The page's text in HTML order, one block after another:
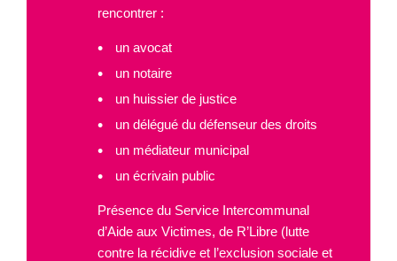
rencontrer :
un avocat
un notaire
un huissier de justice
un délégué du défenseur des droits
un médiateur municipal
un écrivain public
Présence du Service Intercommunal
d’Aide aux Victimes, de R’Libre (lutte
contre la récidive et l’exclusion sociale et